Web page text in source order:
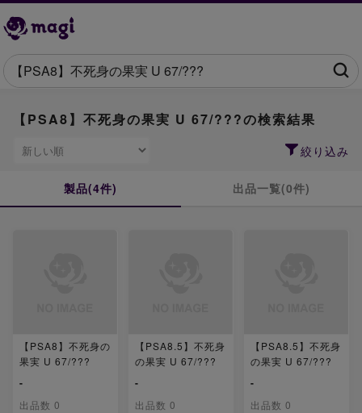
【PSA8】不死身の果実 U 67/???の検索結果
絞り込み
製品(4件) 出品一覧(0件)
【PSA8】不死身の
果実 U 67/???
-
出品数 0
【PSA8.5】不死身
の果実 U 67/???
-
出品数 0
【PSA8.5】不死身
の果実 U 67/???
-
出品数 0